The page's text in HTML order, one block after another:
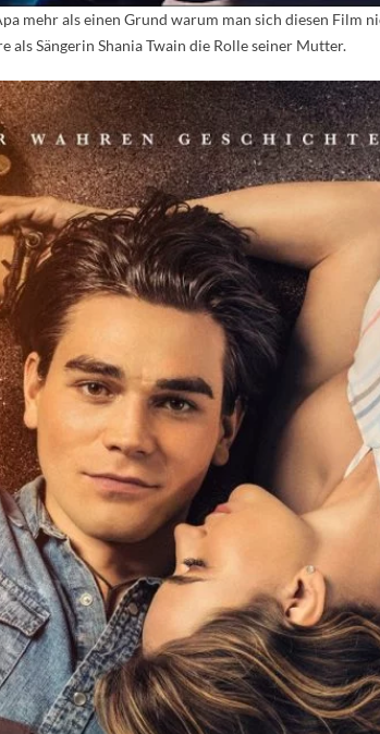
mehr als einen Grund warum man sich diesen Film
als Sängerin Shania Twain die Rolle seiner Mutter.